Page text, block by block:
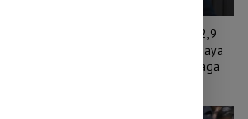
Penjualan Mobil Tumbuh 32,9
Persen, Pemerintah Klaim Daya
Beli Masyarakat Masih Terjaga